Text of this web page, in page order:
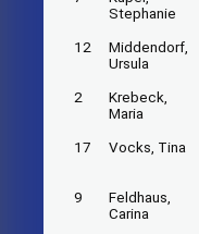
Stephanie
12
Middendorf,
Ursula
2
Krebeck,
Maria
17 Vocks, Tina
9
Feldhaus,
Carina